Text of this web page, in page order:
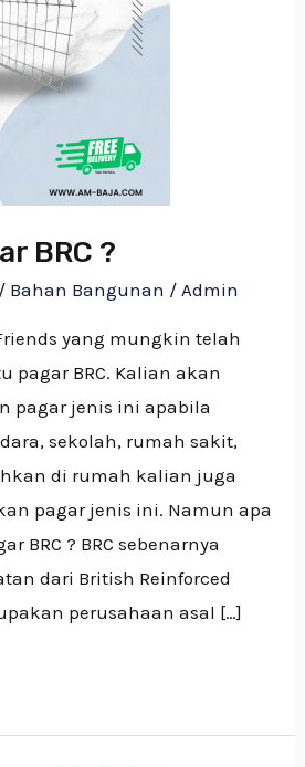
BRC ?
/ Bahan Bangunan / Admin
yang mungkin telah
pagar BRC. Kalian akan
pagar jenis ini apabila
sekolah, rumah sakit,
di rumah kalian juga
pagar jenis ini. Namun apa
BRC ? BRC sebenarnya
dari British Reinforced
perusahaan asal […]